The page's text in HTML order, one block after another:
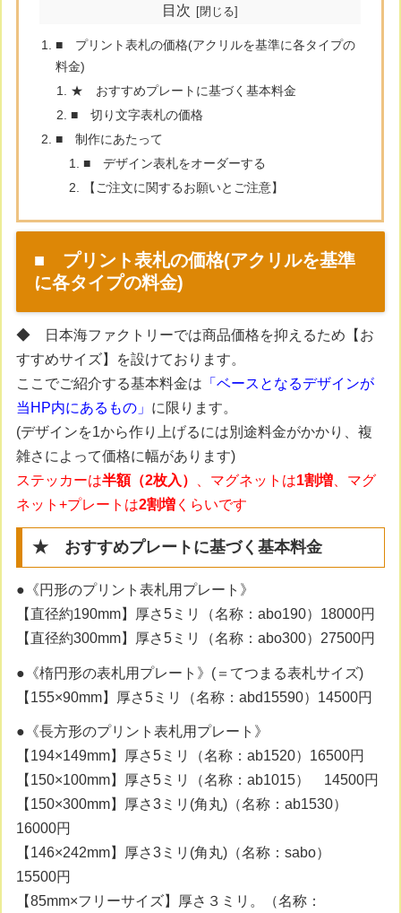
目次
■ プリント表札の価格(アクリルを基準に各タイプの
料金)
★ おすすめプレートに基づく基本料金
■ 切り文字表札の価格
■ 制作にあたって
■ デザイン表札をオーダーする
【ご注文に関するお願いとご注意】
■ プリント表札の価格(アクリルを基準
に各タイプの料金)
◆ 日本海ファクトリーでは商品価格を抑えるため【お
すすめサイズ】を設けております。
ここでご紹介する基本料金は 「ベースとなるデザインが
当HP内にあるもの」 に限ります。
(デザインを1から作り上げるには別途料金がかかり、複
雑さによって価格に幅があります)
ステッカーは半額（2枚入） 、マグネットは1割増 、マグ
ネット+プレートは2割増 くらいです
★ おすすめプレートに基づく基本料金
●《円形のプリント表札用プレート》
【直径約190mm】厚さ5ミリ（名称：abo190）18000円
【直径約300mm】厚さ5ミリ（名称：abo300）27500円
●《楕円形の表札用プレート》(＝てつまる表札サイズ)
【155×90mm】厚さ5ミリ（名称：abd15590）14500円
●《長方形のプリント表札用プレート》
【194×149mm】厚さ5ミリ（名称：ab1520）16500円
【150×100mm】厚さ5ミリ（名称：ab1015） 14500円
【150×300mm】厚さ3ミリ(角丸)（名称：ab1530）
16000円
【146×242mm】厚さ3ミリ(角丸)（名称：sabo）
15500円
【85mm×フリーサイズ】厚さ３ミリ。（名称：